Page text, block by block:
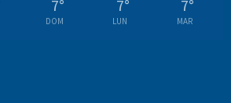
7°
DOM
7°
LUN
7°
MAR